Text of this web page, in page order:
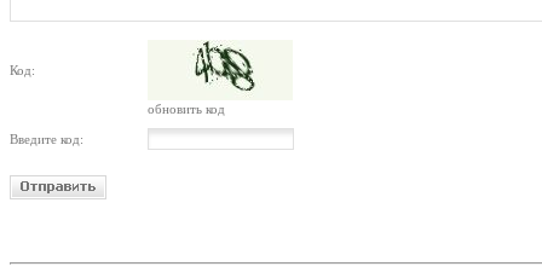
Код:
обновить код
Введите код: